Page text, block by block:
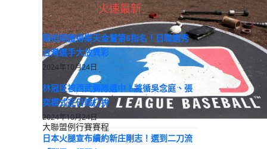
大聯盟例行賽賽程
火速最新
陽柏翔獲得樂天金鷲第6指名！日職選秀
台灣選手大放異彩
2024年10月24日
林冠臣被西武獅隊選中！將循吳念庭、張
奕模式在日職打拚
2024年10月24日
日本火腿宣布續約新庄剛志！選到二刀流